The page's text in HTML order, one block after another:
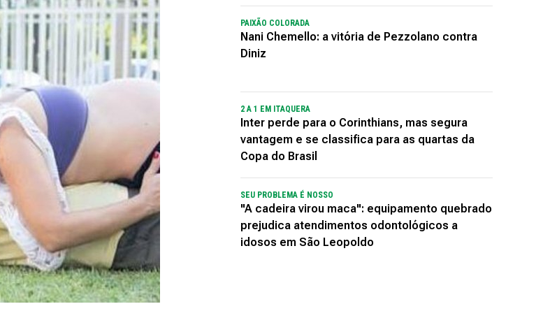
PAIXÃO COLORADA
Nani Chemello: a vitória de Pezzolano contra
Diniz
2 A 1 EM ITAQUERA
Inter perde para o Corinthians, mas segura
vantagem e se classifica para as quartas da
Copa do Brasil
SEU PROBLEMA É NOSSO
"A cadeira virou maca": equipamento quebrado
prejudica atendimentos odontológicos a
idosos em São Leopoldo